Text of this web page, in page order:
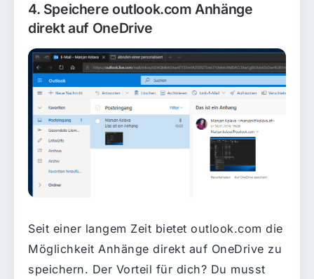
4. Speichere outlook.com Anhänge
direkt auf OneDrive
Seit einer langem Zeit bietet outlook.com die
Möglichkeit Anhänge direkt auf OneDrive zu
speichern. Der Vorteil für dich? Du musst